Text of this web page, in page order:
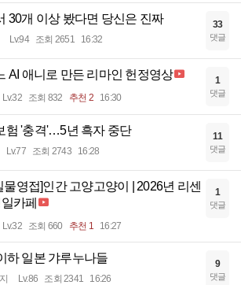
30개 이상 봤다면 당신은 진짜
Lv.94 조회 2651 16:32
33
댓글
AI 애니로 만든 리마인 헌정영상
Lv.32 조회 832 추천 2 16:30
1
댓글
험 '충격'…5년 흑자 중단
Lv.77 조회 2743 16:28
11
댓글
물영접]인간 고양고양이 | 2026년 리센
카페
Lv.32 조회 660 추천 1 16:27
1
댓글
하 일본 갸루누나들
Lv.86 조회 2341 16:26
9
댓글